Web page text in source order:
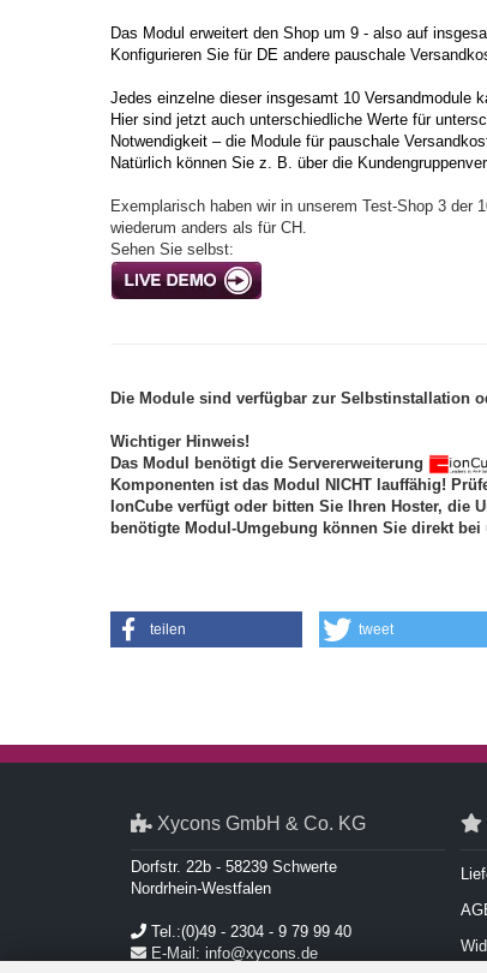
Das Modul erweitert den Shop um 9 - also auf
Konfigurieren Sie für DE andere pauschale
Jedes einzelne dieser insgesamt 10 Versandmodule
Hier sind jetzt auch unterschiedliche Werte für
Notwendigkeit – die Module für pauschale
Natürlich können Sie z. B. über die
Exemplarisch haben wir in unserem Test-Shop 3 der
wiederum anders als für CH.
Sehen Sie selbst:
Die Module sind verfügbar zur Selbstinstallation
Wichtiger Hinweis!
Das Modul benötigt die Servererweiterung
Komponenten ist das Modul NICHT lauffähig!
IonCube verfügt oder bitten Sie Ihren Hoster, die
benötigte Modul-Umgebung können Sie direkt bei
teilen tweet
Xycons GmbH & Co. KG
Dorfstr. 22b - 58239 Schwerte
Nordrhein-Westfalen
Tel.:(0)49 - 2304 - 9 79 99 40
E-Mail: info@xycons.de